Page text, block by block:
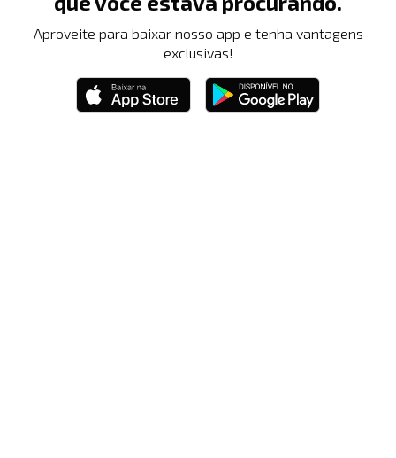
Aproveite para baixar nosso app e tenha vantagens
exclusivas!